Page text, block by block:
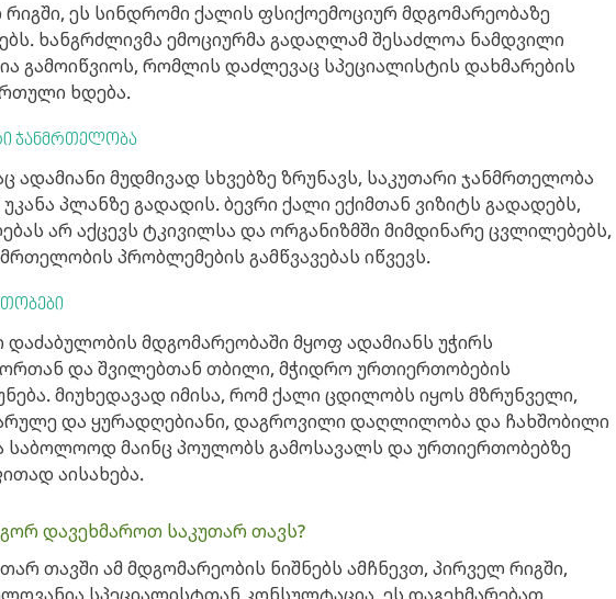
ეს სინდრომი ქალის ფსიქოემოციურ მდგომარეობაზე
ხანგრძლივმა ემოციურმა გადაღლამ შესაძლოა ნამდვილი
გამოიწვიოს, რომლის დაძლევაც სპეციალისტის დახმარების
ხდება.
ჯანმრთელობა
ადამიანი მუდმივად სხვებზე ზრუნავს, საკუთარი ჯანმრთელობა
პლანზე გადადის. ბევრი ქალი ექიმთან ვიზიტს გადადებს,
არ აქცევს ტკივილსა და ორგანიზმში მიმდინარე ცვლილებებს,
პრობლემების გამწვავებას იწვევს.
დაძაბულობის მდგომარეობაში მყოფ ადამიანს უჭირს
და შვილებთან თბილი, მჭიდრო ურთიერთობების
მიუხედავად იმისა, რომ ქალი ცდილობს იყოს მზრუნველი,
და ყურადღებიანი, დაგროვილი დაღლილობა და ჩახშობილი
საბოლოოდ მაინც პოულობს გამოსავალს და ურთიერთობებზე
აისახება.
დავეხმაროთ საკუთარ თავს?
თავში ამ მდგომარეობის ნიშნებს ამჩნევთ, პირველ რიგში,